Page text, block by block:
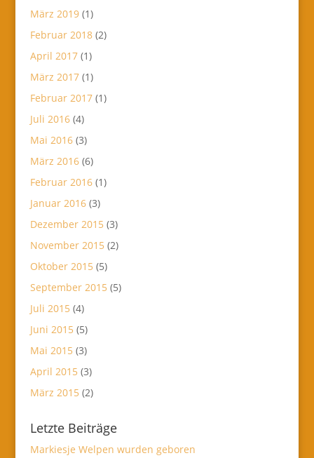
März 2019(1)
Februar 2018(2)
April 2017(1)
März 2017(1)
Februar 2017(1)
Juli 2016(4)
Mai 2016(3)
März 2016(6)
Februar 2016(1)
Januar 2016(3)
Dezember 2015 (3)
November 2015 (2)
Oktober 2015 (5)
September 2015 (5)
Juli 2015 (4)
Juni 2015 (5)
Mai 2015 (3)
April 2015 (3)
März 2015 (2)
Letzte Beiträge
Markiesje Welpen wurden geboren